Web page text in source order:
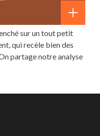
sur un tout petit
qui recèle bien des
partage notre analyse